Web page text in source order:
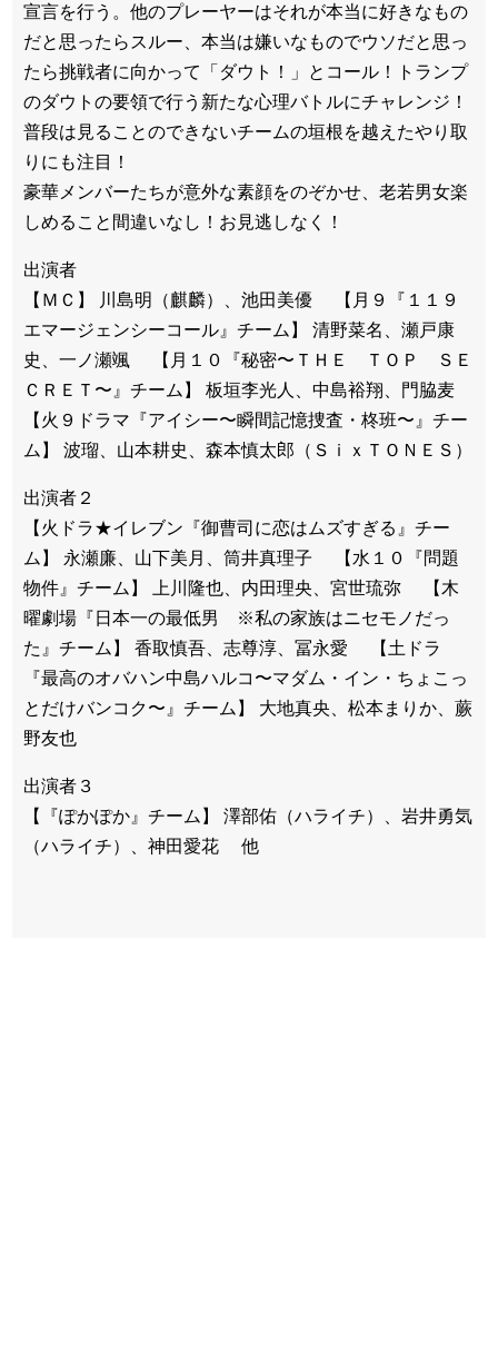
宣言を行う。他のプレーヤーはそれが本当に好きなもの
だと思ったらスルー、本当は嫌いなものでウソだと思っ
たら挑戦者に向かって「ダウト！」とコール！トランプ
のダウトの要領で行う新たな心理バトルにチャレンジ！
普段は見ることのできないチームの垣根を越えたやり取
りにも注目！
豪華メンバーたちが意外な素顔をのぞかせ、老若男女楽
しめること間違いなし！お見逃しなく！
出演者
【ＭＣ】 川島明（麒麟）、池田美優 【月９『１１９
エマージェンシーコール』チーム】 清野菜名、瀬戸康
史、一ノ瀬颯 【月１０『秘密〜ＴＨＥ ＴＯＰ ＳＥ
ＣＲＥＴ〜』チーム】 板垣李光人、中島裕翔、門脇麦
【火９ドラマ『アイシー〜瞬間記憶捜査・柊班〜』チー
ム】 波瑠、山本耕史、森本慎太郎（ＳｉｘＴＯＮＥＳ）
出演者２
【火ドラ★イレブン『御曹司に恋はムズすぎる』チー
ム】 永瀬廉、山下美月、筒井真理子 【水１０『問題
物件』チーム】 上川隆也、内田理央、宮世琉弥 【木
曜劇場『日本一の最低男 ※私の家族はニセモノだっ
た』チーム】 香取慎吾、志尊淳、冨永愛 【土ドラ
『最高のオバハン中島ハルコ〜マダム・イン・ちょこっ
とだけバンコク〜』チーム】 大地真央、松本まりか、蕨
野友也
出演者３
【『ぽかぽか』チーム】 澤部佑（ハライチ）、岩井勇気
（ハライチ）、神田愛花 他